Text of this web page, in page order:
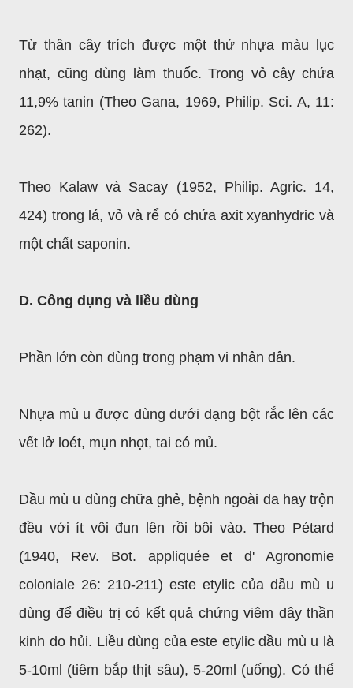
Từ thân cây trích được một thứ nhựa màu lục
nhạt, cũng dùng làm thuốc. Trong vỏ cây chứa
11,9% tanin (Theo Gana, 1969, Philip. Sci. A, 11:
262).
Theo Kalaw và Sacay (1952, Philip. Agric. 14,
424) trong lá, vỏ và rể có chứa axit xyanhydric và
một chất saponin.
D. Công dụng và liều dùng
Phần lớn còn dùng trong phạm vi nhân dân.
Nhựa mù u được dùng dưới dạng bột rắc lên các
vết lở loét, mụn nhọt, tai có mủ.
Dầu mù u dùng chữa ghẻ, bệnh ngoài da hay trộn
đều với ít vôi đun lên rồi bôi vào. Theo Pétard
(1940, Rev. Bot. appliquée et d' Agronomie
coloniale 26: 210-211) este etylic của dầu mù u
dùng để điều trị có kết quả chứng viêm dây thần
kinh do hủi. Liều dùng của este etylic dầu mù u là
5-10ml (tiêm bắp thịt sâu), 5-20ml (uống). Có thể